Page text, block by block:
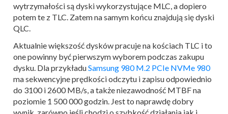
wytrzymałości są dyski wykorzystujące MLC, a dopiero
potem te z TLC. Zatem na samym końcu znajdują się dyski
QLC.
Aktualnie większość dysków pracuje na kościach TLC i to
one powinny być pierwszym wyborem podczas zakupu
dysku. Dla przykładuSamsung 980 M.2 PCIe NVMe 980
ma sekwencyjne prędkości odczytu i zapisu odpowiednio
do 3100 i 2600 MB/s, a także niezawodność MTBF na
poziomie 1 500 000 godzin. Jest to naprawdę dobry